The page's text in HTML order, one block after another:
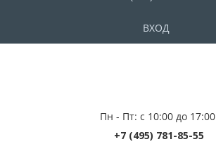
ВХОД
Пн - Пт: с 10:00 до 17:00
+7 (495) 781-85-55